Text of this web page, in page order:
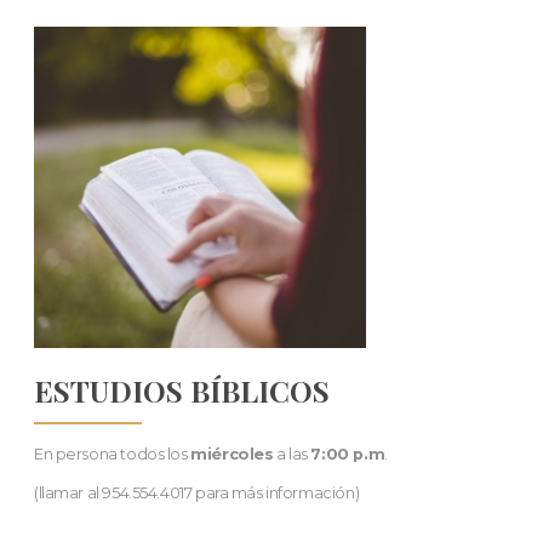
ESTUDIOS BÍBLICOS
En persona todos los miércoles a las 7:00 p.m.
(llamar al 954.554.4017 para más información)